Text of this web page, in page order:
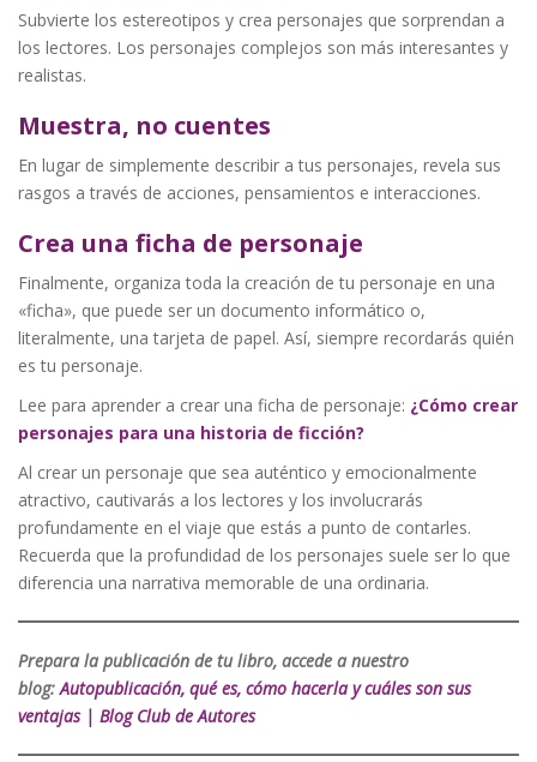
Subvierte los estereotipos y crea personajes que sorprendan a
los lectores. Los personajes complejos son más interesantes y
realistas.
Muestra, no cuentes
En lugar de simplemente describir a tus personajes, revela sus
rasgos a través de acciones, pensamientos e interacciones.
Crea una ficha de personaje
Finalmente, organiza toda la creación de tu personaje en una
«ficha», que puede ser un documento informático o,
literalmente, una tarjeta de papel. Así, siempre recordarás quién
es tu personaje.
Lee para aprender a crear una ficha de personaje: ¿Cómo crear
personajes para una historia de ficción?
Al crear un personaje que sea auténtico y emocionalmente
atractivo, cautivarás a los lectores y los involucrarás
profundamente en el viaje que estás a punto de contarles.
Recuerda que la profundidad de los personajes suele ser lo que
diferencia una narrativa memorable de una ordinaria.
Prepara la publicación de tu libro, accede a nuestro
blog:Autopublicación, qué es, cómo hacerla y cuáles son sus
ventajas | Blog Club de Autores